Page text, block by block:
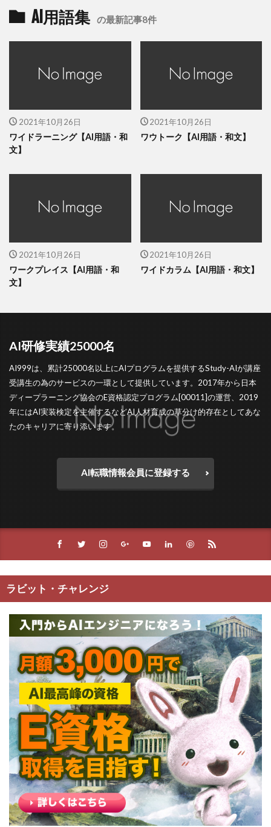
AI用語集 の最新記事8件
2021年10月26日
ワイドラーニング【AI用語・和
文】
2021年10月26日
ワウトーク【AI用語・和文】
2021年10月26日
ワークプレイス【AI用語・和
文】
2021年10月26日
ワイドカラム【AI用語・和文】
AI研修実績25000名
AI999は、累計25000名以上にAIプログラムを提供するStudy-AIが講座
受講生の為のサービスの一環として提供しています。2017年から日本
ディープラーニング協会のE資格認定プログラム[00011]の運営、2019
年にはAI実装検定を主催するなどAI人材育成の草分け的存在としてあな
たのキャリアに寄り添います。
AI転職情報会員に登録する
ラビット・チャレンジ